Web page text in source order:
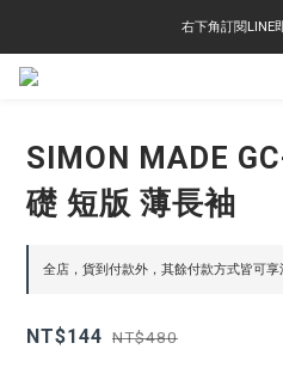
右下角訂閱LINE
右下角訂閱LINE
TS-2618 涼感短T 多版型選擇,涼感優惠
SIMON MADE
礎 短版 薄長袖
全店，貨到付款外，其餘付款方式皆可享
NT$144 NT$480